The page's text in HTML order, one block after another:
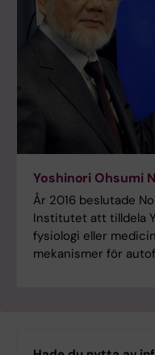
Yoshinori Ohsumi
År 2016 beslutade
Institutet att tilldela
fysiologi eller
mekanismer för